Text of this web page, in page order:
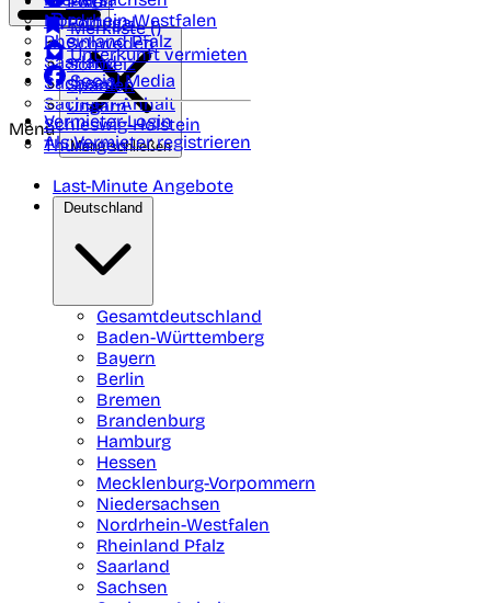
Nordrhein-Westfalen
Rheinland Pfalz
Saarland
Sachsen
Sachsen-Anhalt
Schleswig-Holstein
Thüringen
Portugal
Schweden
Schweiz
Spanien
Ungarn
Merkliste ()
Unterkunft vermieten
Social Media
Vermieter-Login
Als Vermieter registrieren
Menü
Menü schließen
Last-Minute Angebote
Deutschland
Gesamtdeutschland
Baden-Württemberg
Bayern
Berlin
Bremen
Brandenburg
Hamburg
Hessen
Mecklenburg-Vorpommern
Niedersachsen
Nordrhein-Westfalen
Rheinland Pfalz
Saarland
Sachsen